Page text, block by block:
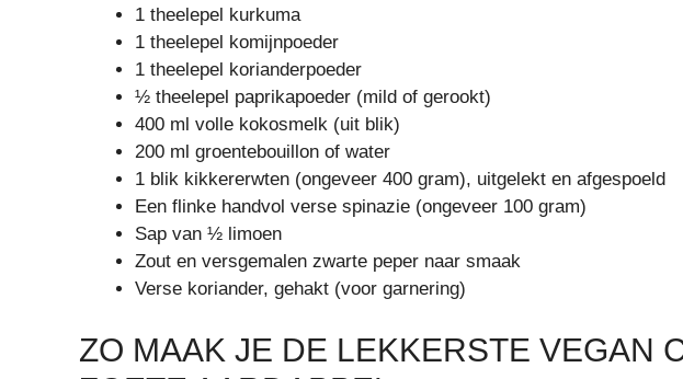
1 theelepel kurkuma
1 theelepel komijnpoeder
1 theelepel korianderpoeder
½ theelepel paprikapoeder (mild of gerookt)
400 ml volle kokosmelk (uit blik)
200 ml groentebouillon of water
1 blik kikkererwten (ongeveer 400 gram), uitgelekt en afgespoeld
Een flinke handvol verse spinazie (ongeveer 100 gram)
Sap van ½ limoen
Zout en versgemalen zwarte peper naar smaak
Verse koriander, gehakt (voor garnering)
ZO MAAK JE DE LEKKERSTE VEGAN